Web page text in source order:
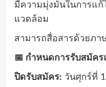
มีความมุ่งมั่นในการแ
แวดล้อม
สามารถสื่อสารด้วยภ
📅 กำหนดการรับสมัค
ปิดรับสมัคร: วันศุกร์ที่